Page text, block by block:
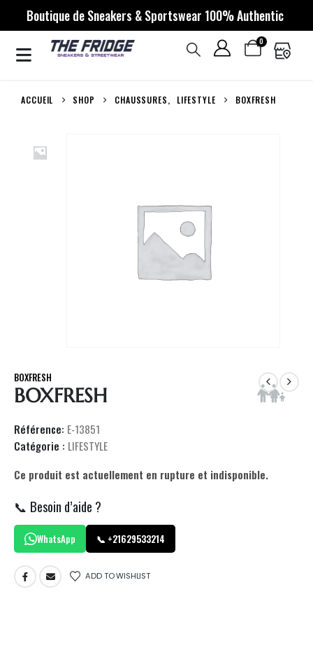
Boutique de Sneakers & Sportswear 100% Authentic
0
ACCUEIL SHOP CHAUSSURES, LIFESTYLE BOXFRESH
BOXFRESH
BOXFRESH
Référence: E-13851
Catégorie : LIFESTYLE
Ce produit est actuellement en rupture et indisponible.
📞 Besoin d’aide ?
WhatsApp 📞 +21629533214
ADD TO WISHLIST